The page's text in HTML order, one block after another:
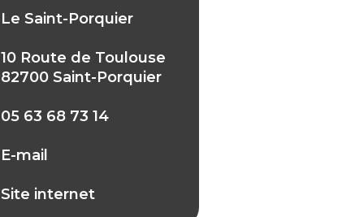
Le Saint-Porquier
10 Route de Toulouse
82700 Saint-Porquier
05 63 68 73 14
E-mail
Site internet